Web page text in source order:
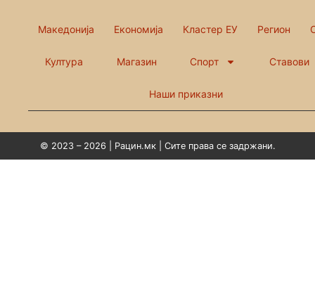
Македонија Економија Кластер ЕУ Регион
Култура Магазин Спорт Ставови
Наши приказни
© 2023 – 2026 | Рацин.мк | Сите права се задржани.